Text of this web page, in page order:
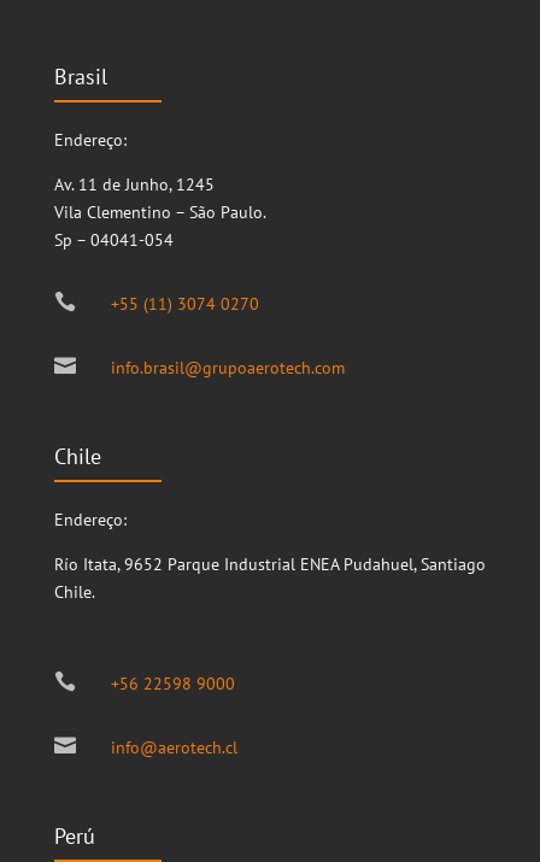
Brasil
Endereço:
Av. 11 de Junho, 1245
Vila Clementino – São Paulo.
Sp – 04041-054
 +55 (11) 3074 0270
 info.brasil@grupoaerotech.com
Chile
Endereço:
Río Itata, 9652 Parque Industrial ENEA Pudahuel, Santiago
Chile.
 +56 22598 9000
 info@aerotech.cl
Perú